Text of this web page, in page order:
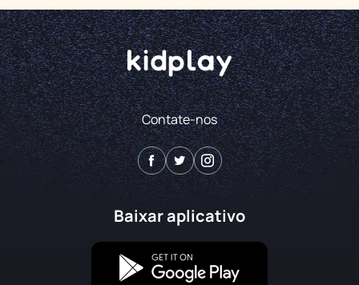
Contate-nos
Baixar aplicativo